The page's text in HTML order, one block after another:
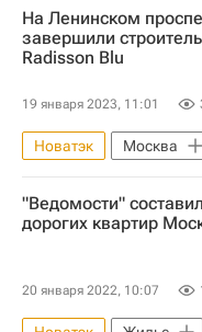
На Ленинском
завершили
Radisson Blu
19 января 2023, 11:01
Новатэк
Москва
Коммерческая
Строительство
"Ведомости"
дорогих квартир
20 января 2022, 10:07